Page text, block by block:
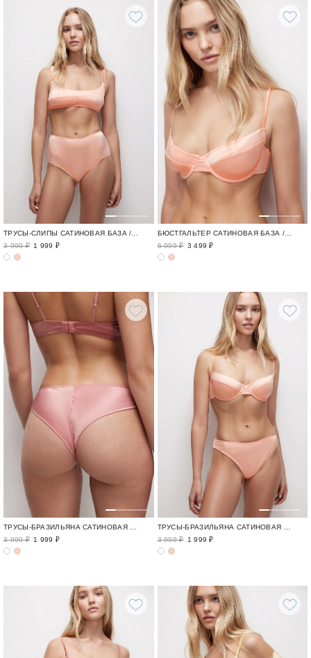
3 999 ₽ 1 999 ₽
БЮСТГАЛЬТЕР САТИНОВАЯ БАЗА / FLAWLESS
6 999 ₽ 3 499 ₽
ТРУСЫ-БРАЗИЛЬЯНА САТИНОВАЯ БАЗА / FLAWLESS
3 999 ₽ 1 999 ₽
ТРУСЫ-БРАЗИЛЬЯНА САТИНОВАЯ БАЗА / FLAWLESS
3 999 ₽ 1 999 ₽